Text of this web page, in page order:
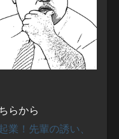
らから
業！先輩の誘い、